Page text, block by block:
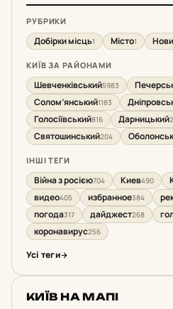
РУБРИКИ
Добірки місць1 Місто1
КИЇВ ЗА РАЙОНАМИ
Шевченківський5983
Солом’янський1183
Голосіївський816 Дарницький
Святошинський204
ІНШІ ТЕГИ
Війна з росією704 Киев490
видео405 избранное384
погода317 дайджест268
коронавирус256
Усі теги
КИЇВ НА МАПІ